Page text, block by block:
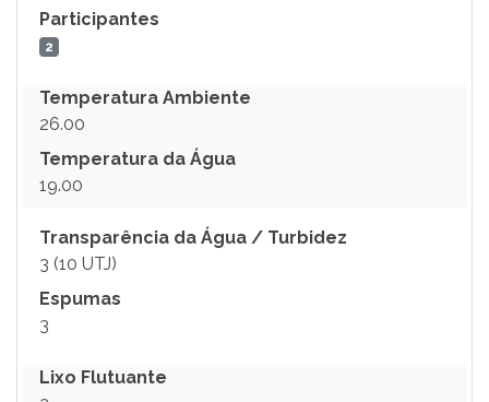
Participantes
2
Temperatura Ambiente
26.00
Temperatura da Água
19.00
Transparência da Água / Turbidez
3 (10 UTJ)
Espumas
3
Lixo Flutuante